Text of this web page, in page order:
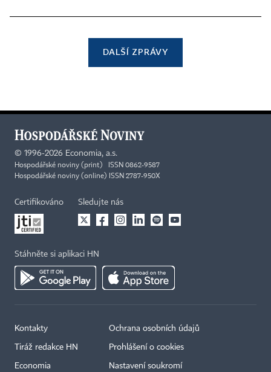
DALŠÍ ZPRÁVY
© 1996-2026 Economia, a.s.
Hospodářské noviny (print) ISSN 0862-9587
Hospodářské noviny (online) ISSN 2787-950X
Certifikováno Sledujte nás
Stáhněte si aplikaci HN
Kontakty
Tiráž redakce HN
Economia
Ochrana osobních údajů
Prohlášení o cookies
Nastavení soukromí